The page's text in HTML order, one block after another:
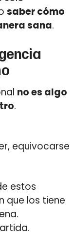
saber cómo
sana.
no es algo
.
equivocarse
estos
que los tiene